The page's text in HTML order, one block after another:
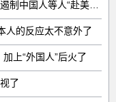
人的反应太不意外了
上“外国人”后火了
了